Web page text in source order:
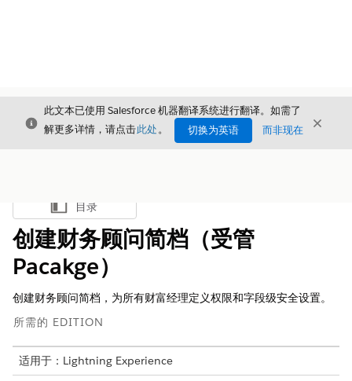
关闭
此文本已使用 Salesforce 机器翻译系统进行翻译。如需了
解更多详情，请点击此处。 切换为英语 而非现在 关闭
显示目录
目录
创建财务顾问简档（受管
Pacakge）
创建财务顾问简档，为所有财富经理定义权限和字段级安全设置。
所需的 EDITION
适用于：Lightning Experience